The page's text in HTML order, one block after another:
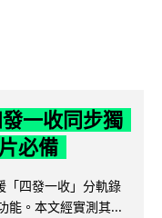
一收同步獨
必備
四發一收」分軌錄
能。本文經實測其...